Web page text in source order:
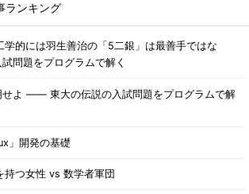
ランキング
学的には羽生善治の「5二銀」は最善手ではな
問題をプログラムで解く
よ ―― 東大の伝説の入試問題をプログラムで解
」開発の基礎
持つ女性 vs 数学者軍団